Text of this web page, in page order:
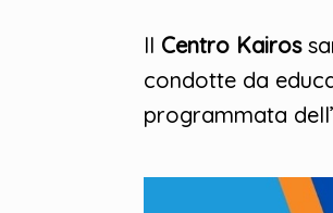
Il Centro Kairos
condotte da
programmata